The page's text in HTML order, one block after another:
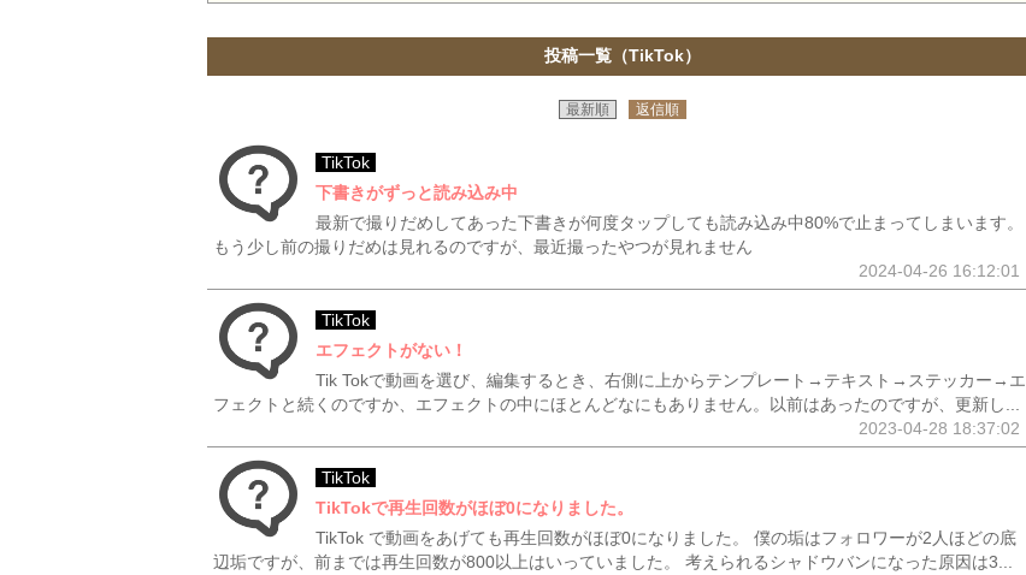
投稿一覧（TikTok）
最新順 返信順
TikTok
下書きがずっと読み込み中
最新で撮りだめしてあった下書きが何度タップしても読み込み中80%で止まってしまいます。
もう少し前の撮りだめは見れるのですが、最近撮ったやつが見れません
2024-04-26 16:12:01
TikTok
エフェクトがない！
Tik Tokで動画を選び、編集するとき、右側に上からテンプレート→テキスト→ステッカー→エ
フェクトと続くのですか、エフェクトの中にほとんどなにもありません。以前はあったのですが、更新し...
2023-04-28 18:37:02
TikTok
TikTokで再生回数がほぼ0になりました。
TikTok で動画をあげても再生回数がほぼ0になりました。 僕の垢はフォロワーが2人ほどの底
辺垢ですが、前までは再生回数が800以上はいっていました。 考えられるシャドウバンになった原因は3...